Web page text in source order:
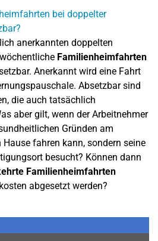
anerkannten doppelten
Familienheimfahrten
Anerkannt wird eine Fahrt
Absetzbar sind
die auch tatsächlich
aber gilt, wenn der Arbeitnehmer
Gründen am
fahren kann, sondern seine
besucht? Können dann
Familienheimfahrten
abgesetzt werden?